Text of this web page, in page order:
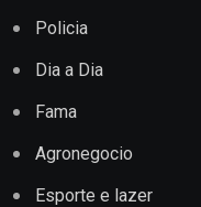
Policia
Dia a Dia
Fama
Agronegocio
Esporte e lazer